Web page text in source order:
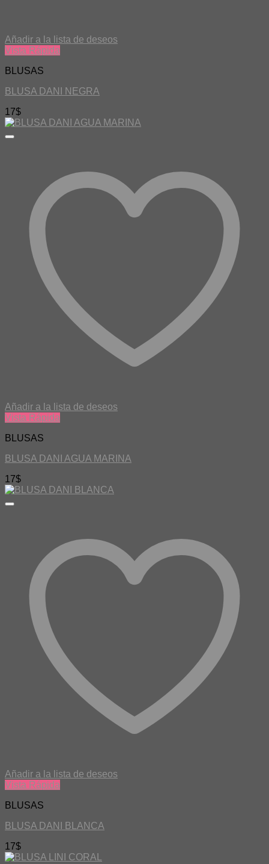
Añadir a la lista de deseos
Vista Rápida
BLUSAS
BLUSA DANI NEGRA
17$
Añadir a la lista de deseos
Vista Rápida
BLUSAS
BLUSA DANI AGUA MARINA
17$
Añadir a la lista de deseos
Vista Rápida
BLUSAS
BLUSA DANI BLANCA
17$